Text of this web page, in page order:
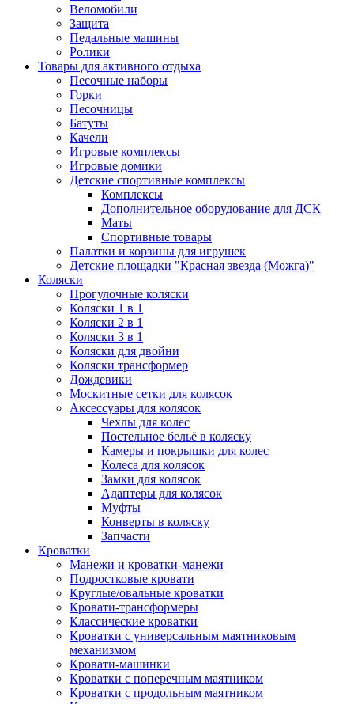
Веломобили
Защита
Педальные машины
Ролики
Товары для активного отдыха
Песочные наборы
Горки
Песочницы
Батуты
Качели
Игровые комплексы
Игровые домики
Детские спортивные комплексы
Комплексы
Дополнительное оборудование для ДСК
Маты
Спортивные товары
Палатки и корзины для игрушек
Детские площадки "Красная звезда (Можга)"
Коляски
Прогулочные коляски
Коляски 1 в 1
Коляски 2 в 1
Коляски 3 в 1
Коляски для двойни
Коляски трансформер
Дождевики
Москитные сетки для колясок
Аксессуары для колясок
Чехлы для колес
Постельное бельё в коляску
Камеры и покрышки для колес
Колеса для колясок
Замки для колясок
Адаптеры для колясок
Муфты
Конверты в коляску
Запчасти
Кроватки
Манежи и кроватки-манежи
Подростковые кровати
Круглые/овальные кроватки
Кровати-трансформеры
Классические кроватки
Кроватки с универсальным маятниковым
механизмом
Кровати-машинки
Кроватки с поперечным маятником
Кроватки с продольным маятником